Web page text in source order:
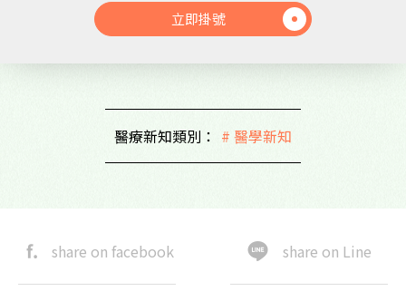
立即掛號
醫療新知類別： # 醫學新知
share on facebook share on Line